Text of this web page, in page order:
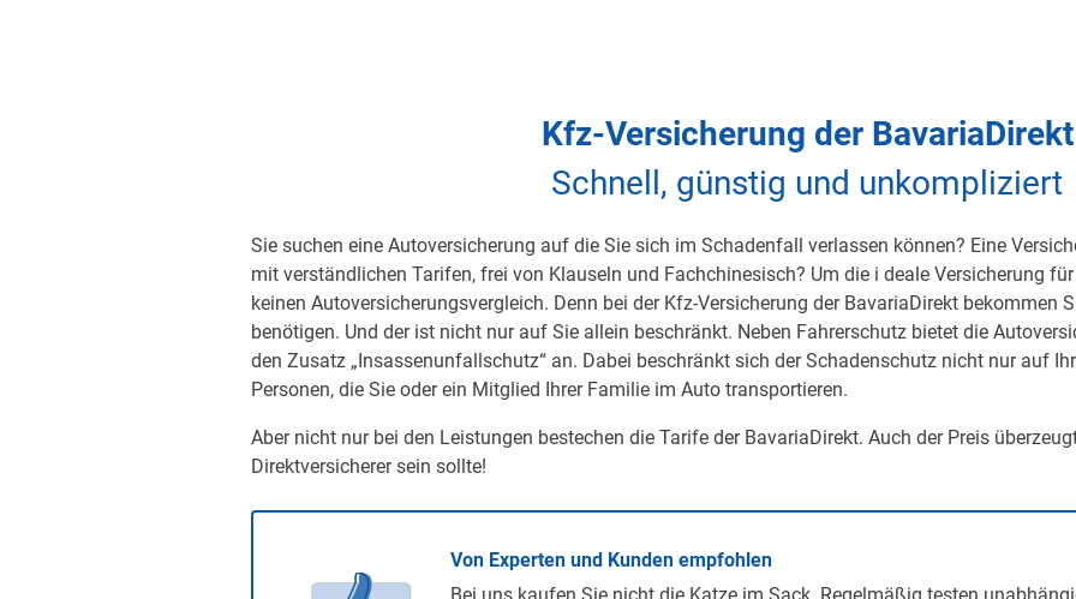
Kfz-Versicherung der BavariaDirekt
Schnell, günstig und unkompliziert
Sie suchen eine Autoversicherung auf die Sie sich im Schadenfall verlassen können? Eine
mit verständlichen Tarifen, frei von Klauseln und Fachchinesisch? Um die i deale Versicherung
keinen Autoversicherungsvergleich. Denn bei der Kfz-Versicherung der BavariaDirekt bekommen
benötigen. Und der ist nicht nur auf Sie allein beschränkt. Neben Fahrerschutz bietet die
den Zusatz „Insassenunfallschutz“ an. Dabei beschränkt sich der Schadenschutz nicht nur auf
Personen, die Sie oder ein Mitglied Ihrer Familie im Auto transportieren.
Aber nicht nur bei den Leistungen bestechen die Tarife der BavariaDirekt. Auch der Preis
Direktversicherer sein sollte!
Von Experten und Kunden empfohlen